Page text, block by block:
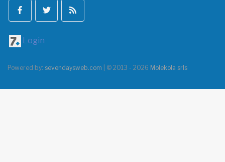
Login
Powered by: sevendaysweb.com | © 2013 - 2026 Molekola srls